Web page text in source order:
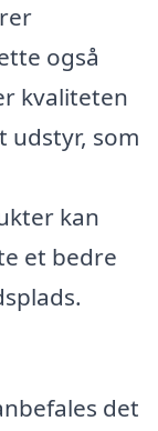
også
kvaliteten
udstyr, som
kan
et bedre
det